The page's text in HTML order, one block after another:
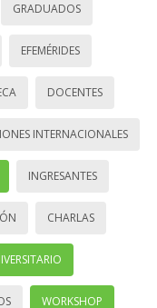
GRADUADOS
EFEMÉRIDES
DOCENTES
INTERNACIONALES
INGRESANTES
CHARLAS
WORKSHOP